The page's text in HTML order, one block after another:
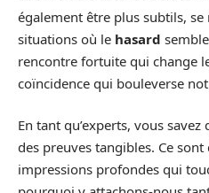
également être plus subtils,
situations où le hasard
rencontre fortuite qui change
coïncidence qui bouleverse
En tant qu’experts, vous
des preuves tangibles. Ce sont
impressions profondes qui